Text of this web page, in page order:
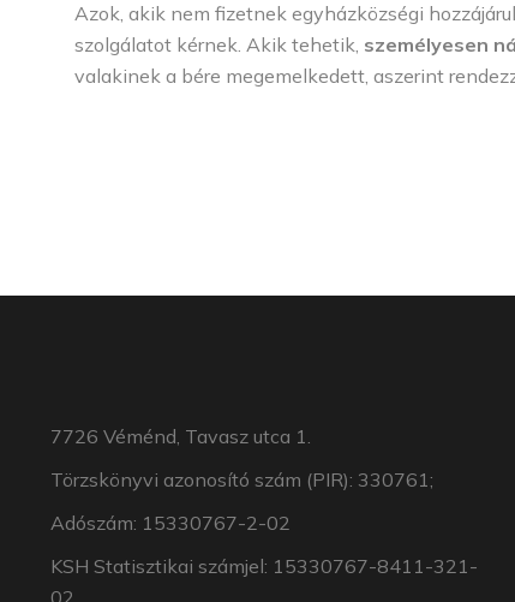
Azok, akik nem fizetnek egyházközségi
szolgálatot kérnek. Akik tehetik, személyesen
valakinek a bére megemelkedett, aszerint
7726 Véménd, Tavasz utca 1.
Törzskönyvi azonosító szám (PIR): 330761;
Adószám: 15330767-2-02
KSH Statisztikai számjel: 15330767-8411-321-
02